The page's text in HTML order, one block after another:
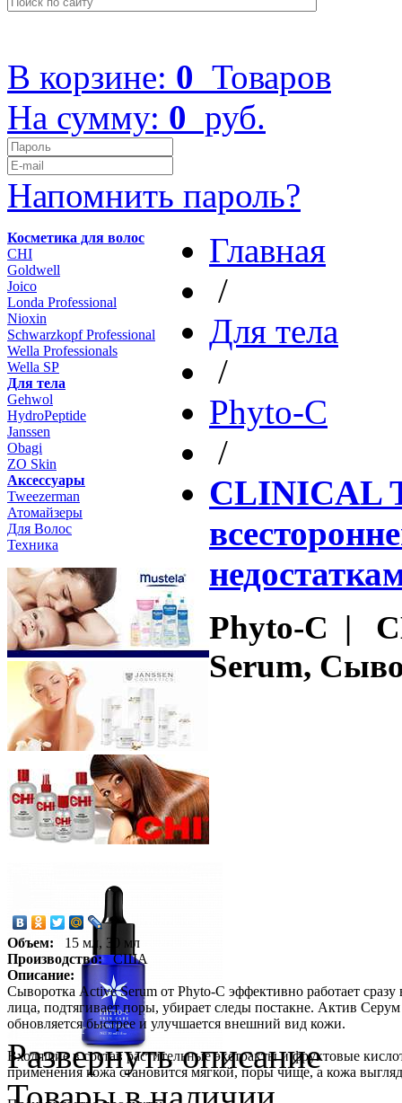
В корзине: 0 Товаров
На сумму: 0 руб.
Напомнить пароль?
Косметика для волос
CHI
Goldwell
Joico
Londa Professional
Nioxin
Schwarzkopf Professional
Wella Professionals
Wella SP
Для тела
Gehwol
HydroPeptide
Janssen
Obagi
ZO Skin
Aксессуары
Tweezerman
Атомайзеры
Для Волос
Техника
Главная
/
Для тела
/
Phyto-C
/
CLINICAL
Phyto-C |
Serum,
Объем:
15 мл, 30 мл
Производство:
США
Описание:
Сыворотка Active Serum от Phyto-С эффективно работает
лица, подтягивает поры, убирает следы постакне. Актив
обновляется быстрее и улучшается внешний вид кожи.
Входящие в состав растительные экстракты и фруктовые
применения кожа становится мягкой, поры чище, а кожа
Развернуть описание